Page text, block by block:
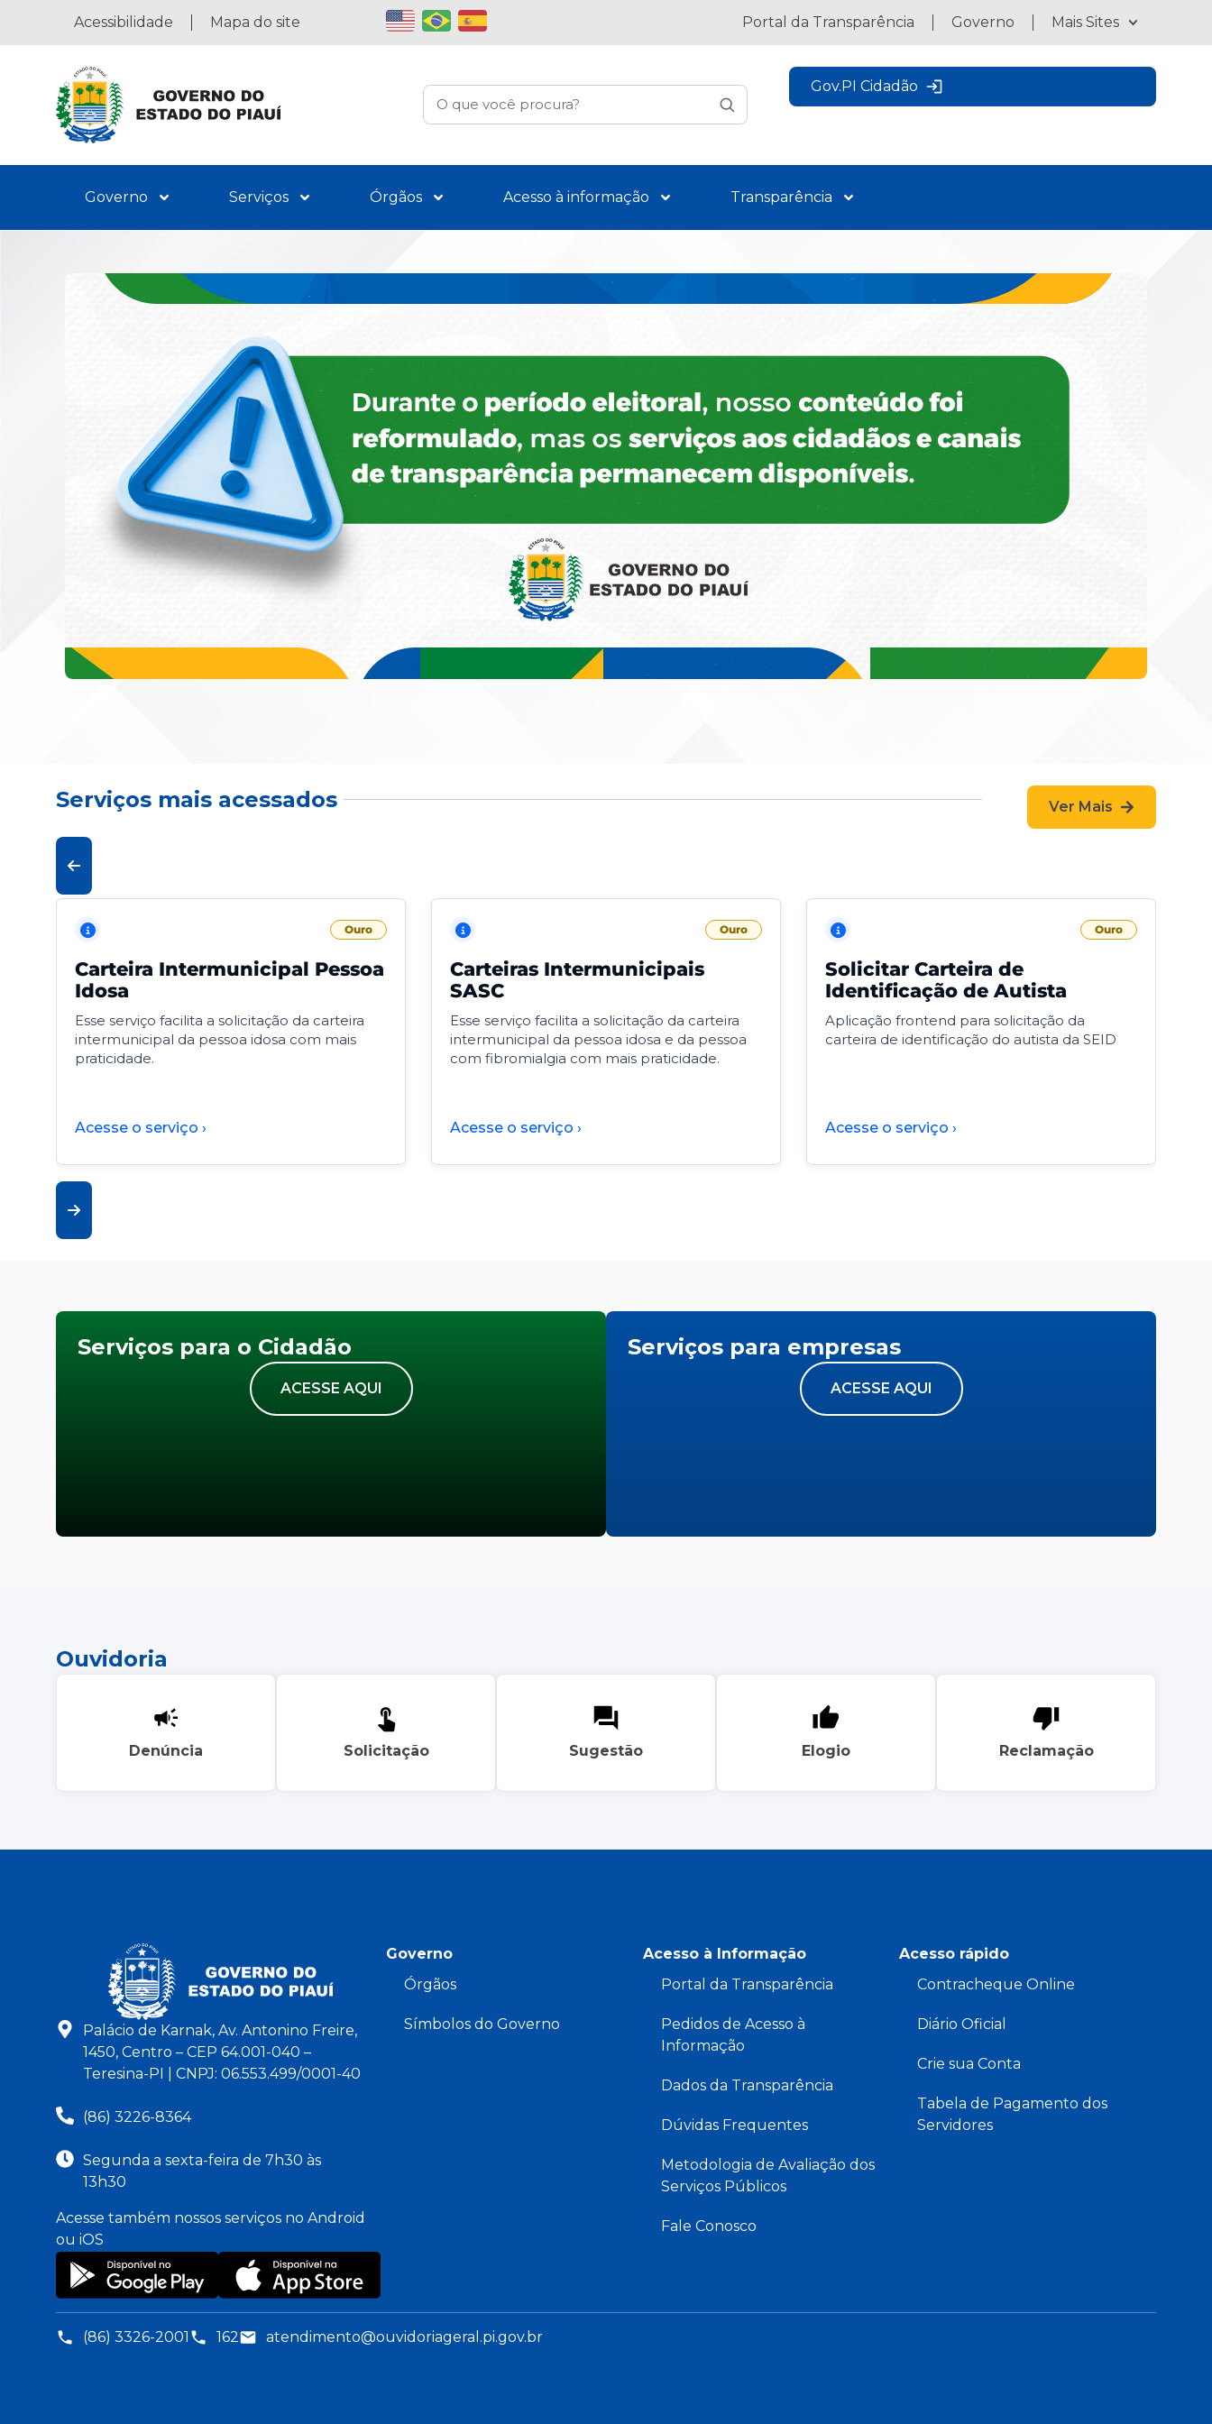
Acessibilidade Mapa do site Portal da Transparência Governo Mais Sites
Gov.PI Cidadão
Governo Serviços Órgãos Acesso à informação Transparência
Serviços mais acessados Ver Mais
Ouro
Carteira Intermunicipal Pessoa
Idosa
Esse serviço facilita a solicitação da carteira
intermunicipal da pessoa idosa com mais
praticidade.
Acesse o serviço ›
Ouro
Carteiras Intermunicipais
SASC
Esse serviço facilita a solicitação da carteira
intermunicipal da pessoa idosa e da pessoa
com fibromialgia com mais praticidade.
Acesse o serviço ›
Ouro
Solicitar Carteira de
Identificação de Autista
Aplicação frontend para solicitação da
carteira de identificação do autista da SEID
Acesse o serviço ›
Serviços para o Cidadão
ACESSE AQUI
Serviços para empresas
ACESSE AQUI
Ouvidoria
Denúncia Solicitação Sugestão Elogio Reclamação
Palácio de Karnak, Av. Antonino Freire,
1450, Centro – CEP 64.001-040 –
Teresina-PI | CNPJ: 06.553.499/0001-40
(86) 3226-8364
Segunda a sexta-feira de 7h30 às
13h30
Acesse também nossos serviços no Android
ou iOS
Governo
Órgãos
Símbolos do Governo
Acesso à Informação
Portal da Transparência
Pedidos de Acesso à
Informação
Dados da Transparência
Dúvidas Frequentes
Metodologia de Avaliação dos
Serviços Públicos
Fale Conosco
Acesso rápido
Contracheque Online
Diário Oficial
Crie sua Conta
Tabela de Pagamento dos
Servidores
(86) 3326-2001 162 atendimento@ouvidoriageral.pi.gov.br